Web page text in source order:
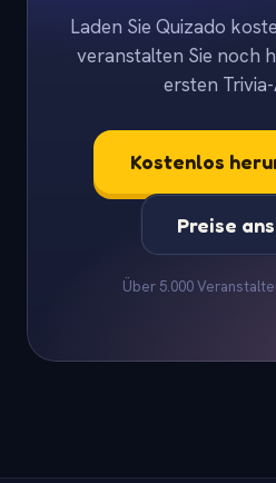
Laden Sie Quizado
veranstalten Sie noch
ersten
Kostenlos
Preise
Über 5.000